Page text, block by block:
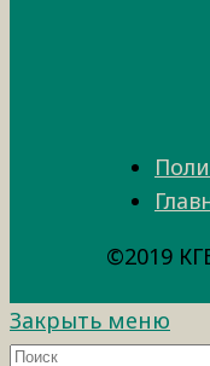
©2019
Закрыть меню